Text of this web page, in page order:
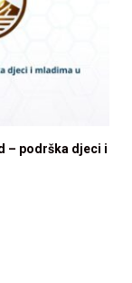
– podrška djeci i